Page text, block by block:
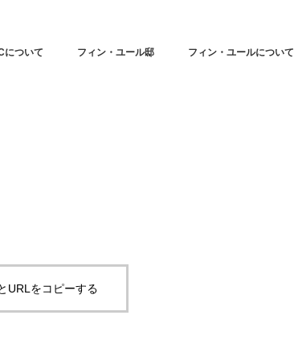
について フィン・ユール邸 フィン・ユールについて
URLをコピーする